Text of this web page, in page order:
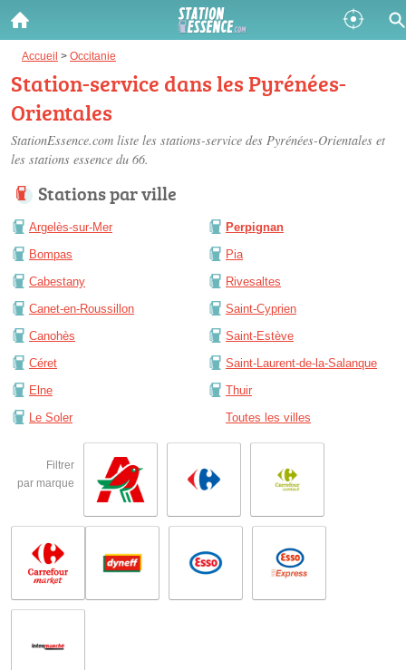
Accueil > Occitanie
Station-service dans les Pyrénées-
Orientales
StationEssence.com liste les stations-service des Pyrénées-Orientales et
les stations essence du 66.
Stations par ville
Argelès-sur-Mer
Bompas
Cabestany
Canet-en-Roussillon
Canohès
Céret
Elne
Le Soler
Perpignan
Pia
Rivesaltes
Saint-Cyprien
Saint-Estève
Saint-Laurent-de-la-Salanque
Thuir
Toutes les villes
Filtrer
par marque
Gazole :
Disponible Épuisé
Disponible
SP 95 :
Disponible Épuisé